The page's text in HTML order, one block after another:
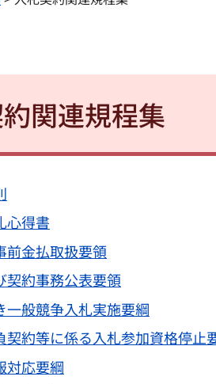
関連規程集
心得書
前金払取扱要領
契約事務公表要領
一般競争入札実施要綱
契約等に係る入札参加資格停止
対応要綱